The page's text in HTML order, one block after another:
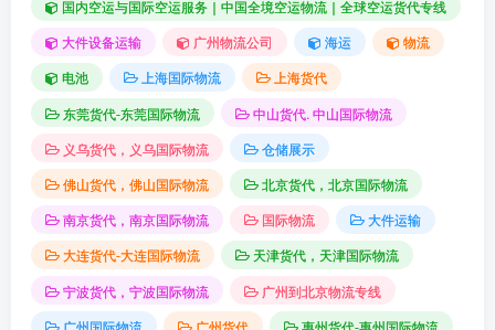
国内空运与国际空运服务｜中国全境空运物流｜全球空运货代专线
大件设备运输
广州物流公司 海运
物流
电池
上海国际物流
上海货代
东莞货代-东莞国际物流
中山货代. 中山国际物流
义乌货代，义乌国际物流
仓储展示
佛山货代，佛山国际物流
北京货代，北京国际物流
南京货代，南京国际物流
国际物流
大件运输
大连货代-大连国际物流
天津货代，天津国际物流
宁波货代，宁波国际物流
广州到北京物流专线
广州国际物流
广州货代
惠州货代-惠州国际物流